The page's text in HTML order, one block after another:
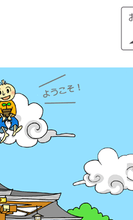
１）誰でも生まれ変われ
２度の「大祓（おおはら
状況を好転させたい時の